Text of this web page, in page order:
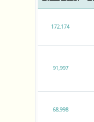
172,174
91,997
68,998